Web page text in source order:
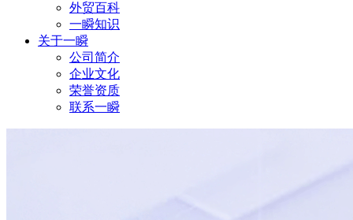
外贸百科
一瞬知识
关于一瞬
公司简介
企业文化
荣誉资质
联系一瞬